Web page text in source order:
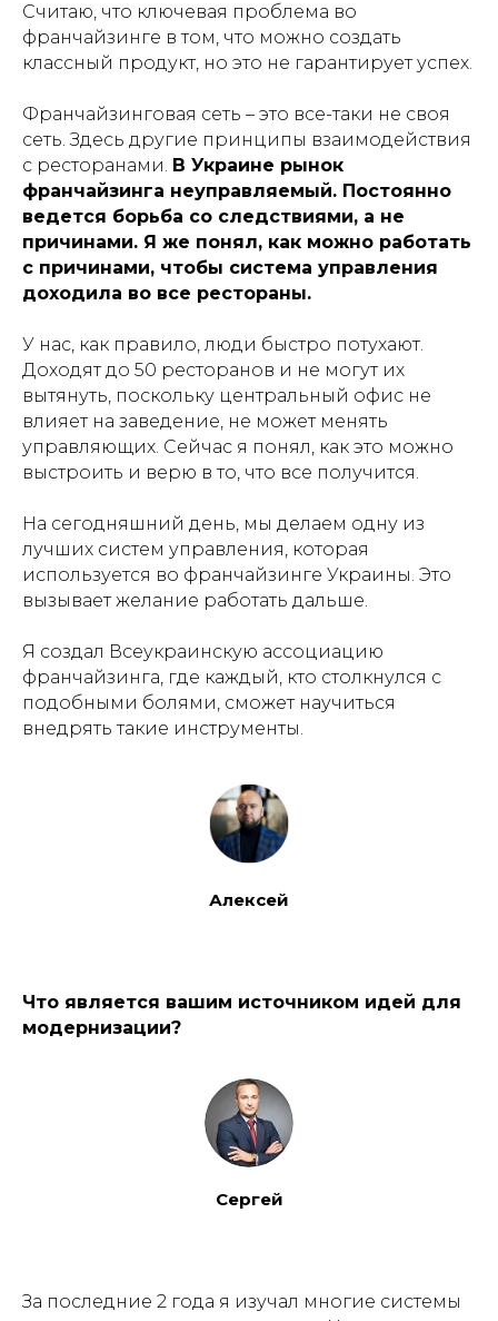
Считаю, что ключевая проблема во
франчайзинге в том, что можно создать
классный продукт, но это не гарантирует успех.
Франчайзинговая сеть – это все-таки не своя
сеть. Здесь другие принципы взаимодействия
с ресторанами. В Украине рынок
франчайзинга неуправляемый. Постоянно
ведется борьба со следствиями, а не
причинами. Я же понял, как можно работать
с причинами, чтобы система управления
доходила во все рестораны.
У нас, как правило, люди быстро потухают.
Доходят до 50 ресторанов и не могут их
вытянуть, поскольку центральный офис не
влияет на заведение, не может менять
управляющих. Сейчас я понял, как это можно
выстроить и верю в то, что все получится.
На сегодняшний день, мы делаем одну из
лучших систем управления, которая
используется во франчайзинге Украины. Это
вызывает желание работать дальше.
Я создал Всеукраинскую ассоциацию
франчайзинга, где каждый, кто столкнулся с
подобными болями, сможет научиться
внедрять такие инструменты.
Алексей
Что является вашим источником идей для
модернизации?
Сергей
За последние 2 года я изучал многие системы